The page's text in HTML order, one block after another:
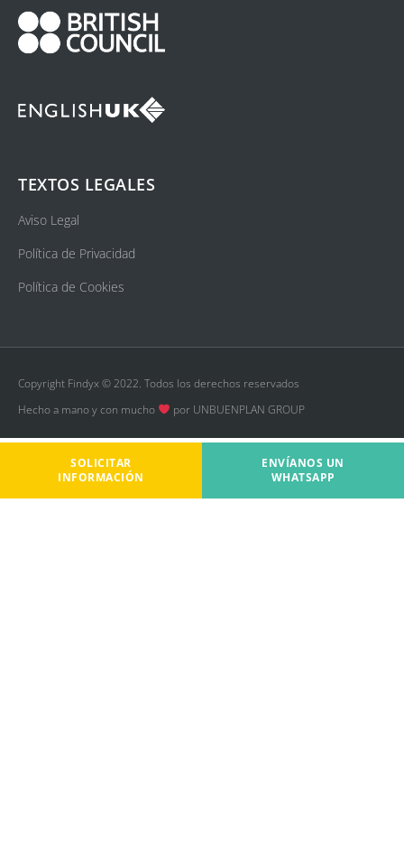
TEXTOS LEGALES
Aviso Legal
Política de Privacidad
Política de Cookies
Copyright Findyx © 2022. Todos los derechos reservados
Hecho a mano y con mucho
por UNBUENPLAN GROUP
SOLICITAR
INFORMACIÓN
ENVÍANOS UN
WHATSAPP